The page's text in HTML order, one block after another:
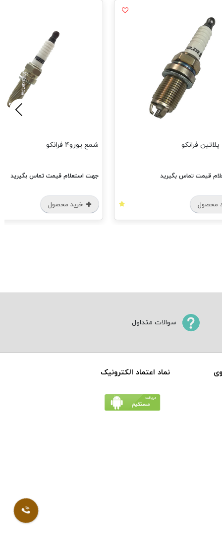
فرانکو
قیمت تماس بگیرید
محصول
شمع یورو4 فرانکو
جهت استعلام قیمت تماس بگیرید
خرید محصول
سوالات متداول
نماد اعتماد الکترونیک